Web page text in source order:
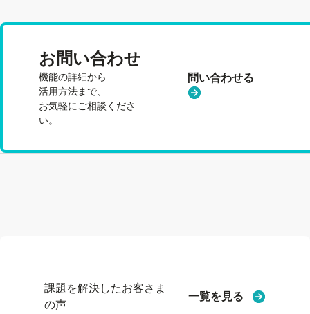
お問い合わせ
機能の詳細から
活用方法まで、
お気軽にご相談くださ
い。
問い合わせる
課題を解決したお客さま
の声
一覧を見る